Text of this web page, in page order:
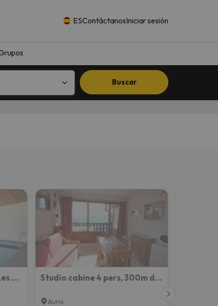
ESContáctanosIniciar sesión
Buscar
Résidence Vacancéole - Les Ecrins d'Auris Studio cabine 4 pers, 300m des pistes, balcon, parking, animaux ok - Auris en Oisans - FR-1-297-25
Auris